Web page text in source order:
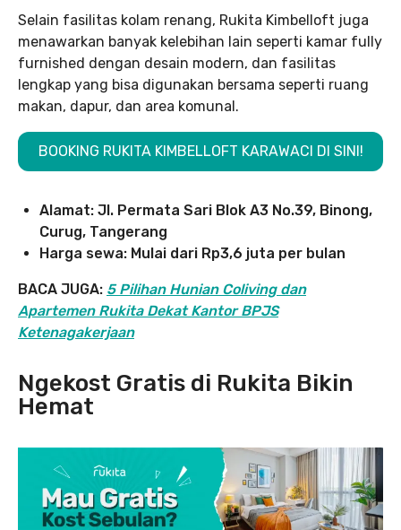
Selain fasilitas kolam renang, Rukita Kimbelloft juga
menawarkan banyak kelebihan lain seperti kamar fully
furnished dengan desain modern, dan fasilitas
lengkap yang bisa digunakan bersama seperti ruang
makan, dapur, dan area komunal.
BOOKING RUKITA KIMBELLOFT KARAWACI DI SINI!
Alamat: Jl. Permata Sari Blok A3 No.39, Binong,
Curug, Tangerang
Harga sewa: Mulai dari Rp3,6 juta per bulan
BACA JUGA: 5 Pilihan Hunian Coliving dan
Apartemen Rukita Dekat Kantor BPJS
Ketenagakerjaan
Ngekost Gratis di Rukita Bikin
Hemat